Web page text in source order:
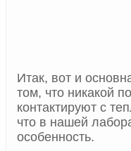
Итак, вот и
том, что никакой
контактируют с
что в нашей
особенность.